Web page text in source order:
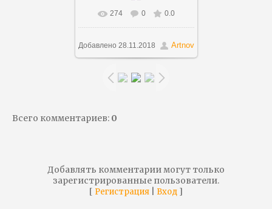
В реальном размере
650x498/ 114.1Kb
274 0 0.0
Добавлено 28.11.2018 Artnov
Всего комментариев: 0
Добавлять комментарии могут только
зарегистрированные пользователи.
[ Регистрация Вход ]